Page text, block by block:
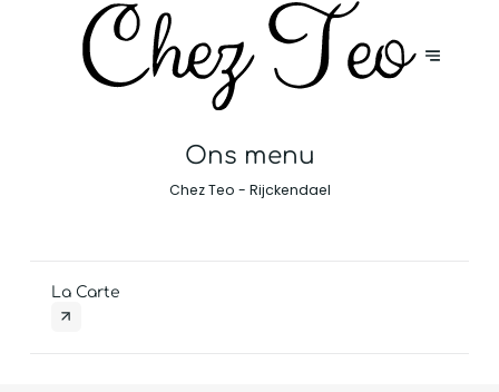
Ons menu
Chez Teo - Rijckendael
La Carte